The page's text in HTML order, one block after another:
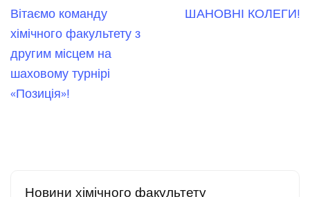
Навігація
записів
Вітаємо команду
хімічного факультету з
другим місцем на
шаховому турнірі
«Позиція»!
ШАНОВНІ КОЛЕГИ!
Новини хімічного факультету